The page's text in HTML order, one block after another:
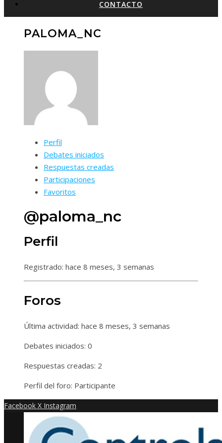
CONTACTO
PALOMA_NC
Perfil
Debates iniciados
Respuestas creadas
Participaciones
Favoritos
@paloma_nc
Perfil
Registrado: hace 8 meses, 3 semanas
Foros
Última actividad: hace 8 meses, 3 semanas
Debates iniciados: 0
Respuestas creadas: 2
Perfil del foro: Participante
Facebook X Instagram